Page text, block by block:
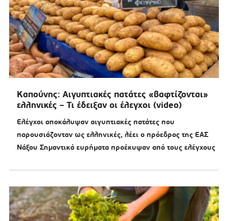
Καπούνης: Αιγυπτιακές πατάτες «βαφτίζονται»
ελληνικές – Τι έδειξαν οι έλεγχοι (video)
Ελέγχοι αποκάλυψαν αιγυπτιακές πατάτες που
παρουσιάζονταν ως ελληνικές, λέει ο πρόεδρος της ΕΑΣ
Νάξου Σημαντικά ευρήματα προέκυψαν από τους ελέγχους